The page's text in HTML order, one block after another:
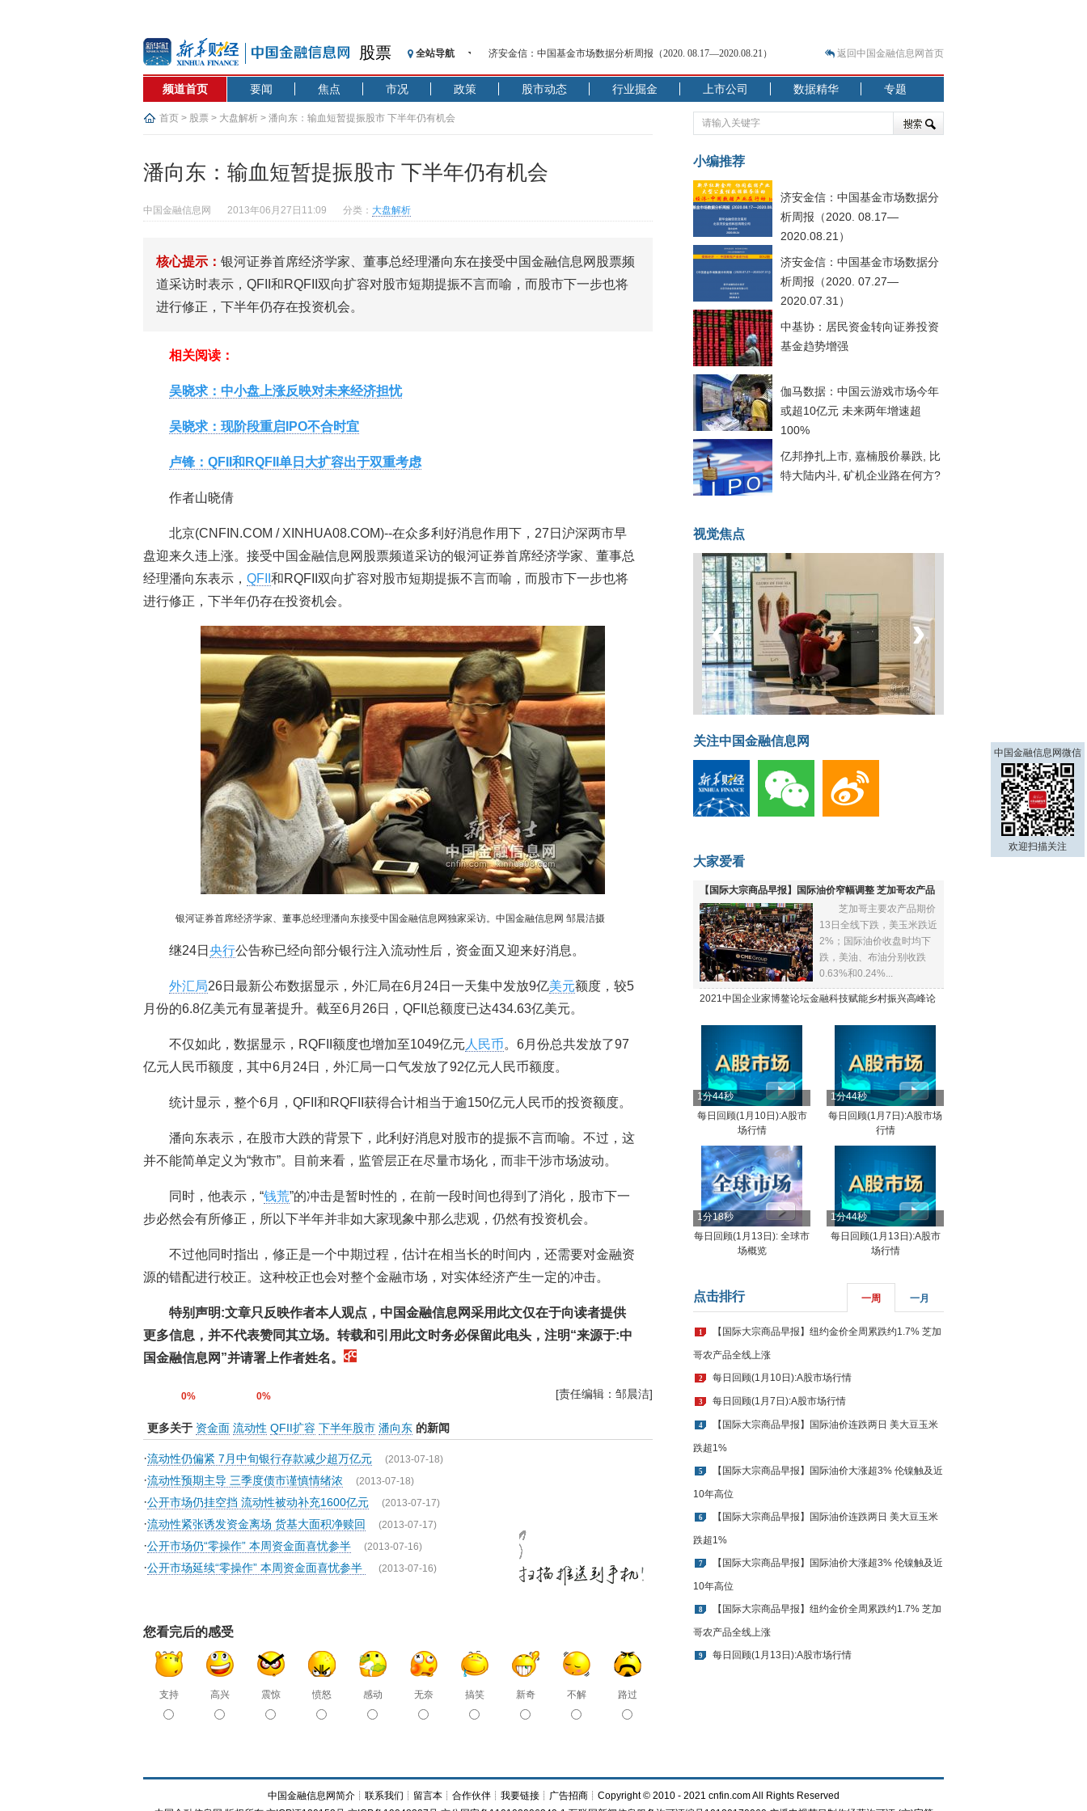
股票 全站导航
济安金信：中国基金市场数据分析周报（2020. 08.17—2020.08.21）
记者手记：疫情下的香港零售业如何浴火重生？
【见·闻】疫情下一家香港传统零售商的转型突围之旅
济安金信：中国基金市场数据分析周报（2020. 07.27—2020.07.31）
【新华财经调查】同业存单、结构性存款玩起“跷跷板” 结构性失衡藏
在“隐秘的角落”
央行公开市场净投放300亿元 短端资金利率明显下行
恒生聚源：北斗收官之星发射成功，全产业链解析
济安金信：中国基金市场数据分析周报（2020. 08.17—2020.08.21）
返回中国金融信息网首页
频道首页 要闻 焦点 市况 政策 股市动态 行业掘金 上市公司 数据精华 专题
首页 > 股票 > 大盘解析 > 潘向东：输血短暂提振股市 下半年仍有机会
潘向东：输血短暂提振股市 下半年仍有机会
中国金融信息网 2013年06月27日11:09 分类： 大盘解析
核心提示： 银河证券首席经济学家、董事总经理潘向东在接受中国金融信息网股票频
道采访时表示，QFII和RQFII双向扩容对股市短期提振不言而喻，而股市下一步也将
进行修正，下半年仍存在投资机会。
相关阅读：
吴晓求：中小盘上涨反映对未来经济担忧
吴晓求：现阶段重启IPO不合时宜
卢锋：QFII和RQFII单日大扩容出于双重考虑
作者山晓倩
北京(CNFIN.COM / XINHUA08.COM)--在众多利好消息作用下，27日沪深两市早
盘迎来久违上涨。接受中国金融信息网股票频道采访的银河证券首席经济学家、董事总
经理潘向东表示， QFII 和RQFII双向扩容对股市短期提振不言而喻，而股市下一步也将
进行修正，下半年仍存在投资机会。
银河证券首席经济学家、董事总经理潘向东接受中国金融信息网独家采访。中国金融信息网 邹晨洁摄
继24日 央行公告称已经向部分银行注入流动性后，资金面又迎来好消息。
外汇局26日最新公布数据显示，外汇局在6月24日一天集中发放9亿美元额度，较5
月份的6.8亿美元有显著提升。截至6月26日，QFII总额度已达434.63亿美元。
不仅如此，数据显示，RQFII额度也增加至1049亿元 人民币。6月份总共发放了97
亿元人民币额度，其中6月24日，外汇局一口气发放了92亿元人民币额度。
统计显示，整个6月，QFII和RQFII获得合计相当于逾150亿元人民币的投资额度。
潘向东表示，在股市大跌的背景下，此利好消息对股市的提振不言而喻。不过，这
并不能简单定义为“救市”。目前来看，监管层正在尽量市场化，而非干涉市场波动。
同时，他表示，“钱荒”的冲击是暂时性的，在前一段时间也得到了消化，股市下一
步必然会有所修正，所以下半年并非如大家现象中那么悲观，仍然有投资机会。
不过他同时指出，修正是一个中期过程，估计在相当长的时间内，还需要对金融资
源的错配进行校正。这种校正也会对整个金融市场，对实体经济产生一定的冲击。
特别声明:文章只反映作者本人观点， 中国金融信息网采用此文仅在于向读者提供
更多信息，并不代表赞同其立场。转载和引用此文时务必保留此电头，注明“来源于:中
国金融信息网 ”并请署上作者姓名。
0% 0% [责任编辑：邹晨洁]
更多关于 资金面 流动性 QFII扩容 下半年股市 潘向东 的新闻
·流动性仍偏紧 7月中旬银行存款减少超万亿元 (2013-07-18)
·流动性预期主导 三季度债市谨慎情绪浓 (2013-07-18)
·公开市场仍挂空挡 流动性被动补充1600亿元 (2013-07-17)
·流动性紧张诱发资金离场 货基大面积净赎回 (2013-07-17)
·公开市场仍“零操作” 本周资金面喜忧参半 (2013-07-16)
·公开市场延续“零操作” 本周资金面喜忧参半 (2013-07-16)
您看完后的感受
支持 高兴 震惊 愤怒 感动 无奈 搞笑 新奇 不解 路过
小编推荐
济安金信：中国基金市场数据分
析周报（2020. 08.17—
2020.08.21）
济安金信：中国基金市场数据分
析周报（2020. 07.27—
2020.07.31）
中基协：居民资金转向证券投资
基金趋势增强
伽马数据：中国云游戏市场今年
或超10亿元 未来两年增速超
100%
亿邦挣扎上市, 嘉楠股价暴跌, 比
特大陆内斗, 矿机企业路在何方?
视觉焦点
菲律宾：防疫降级
‹ ›
关注中国金融信息网
大家爱看
【国际大宗商品早报】国际油价窄幅调整 芝加哥农产品
全线下跌
芝加哥主要农产品期价
13日全线下跌，美玉米跌近
2%；国际油价收盘时均下
跌，美油、布油分别收跌
0.63%和0.24%...
2021中国企业家博鳌论坛金融科技赋能乡村振兴高峰论
1分44秒
每日回顾(1月10日):A股市
场行情
1分44秒
每日回顾(1月7日):A股市场
行情
1分18秒
每日回顾(1月13日): 全球市
场概览
1分44秒
每日回顾(1月13日):A股市
场行情
点击排行 一周 一月
1 【国际大宗商品早报】纽约金价全周累跌约1.7% 芝加
哥农产品全线上涨
2 每日回顾(1月10日):A股市场行情
3 每日回顾(1月7日):A股市场行情
4 【国际大宗商品早报】国际油价连跌两日 美大豆玉米
跌超1%
5 【国际大宗商品早报】国际油价大涨超3% 伦镍触及近
10年高位
6 【国际大宗商品早报】国际油价连跌两日 美大豆玉米
跌超1%
7 【国际大宗商品早报】国际油价大涨超3% 伦镍触及近
10年高位
8 【国际大宗商品早报】纽约金价全周累跌约1.7% 芝加
哥农产品全线上涨
9 每日回顾(1月13日):A股市场行情
中国金融信息网微信
欢迎扫描关注
中国金融信息网简介┊ 联系我们 ┊ 留言本┊ 合作伙伴┊ 我要链接┊ 广告招商┊Copyright © 2010 - 2021 cnfin.com All Rights Reserved